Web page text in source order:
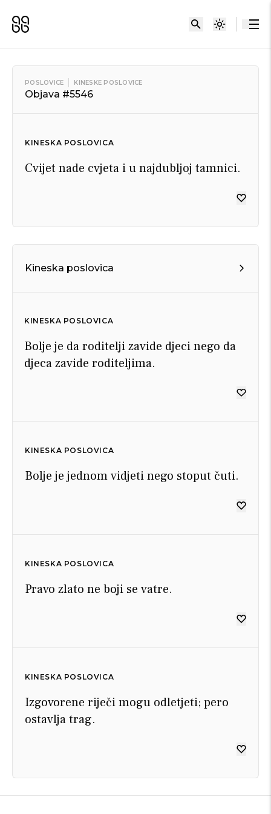
POSLOVICE KINESKE POSLOVICE
Objava #5546
KINESKA POSLOVICA
Cvijet nade cvjeta i u najdubljoj tamnici.
Kineska poslovica
KINESKA POSLOVICA
Bolje je da roditelji zavide djeci nego da
djeca zavide roditeljima.
KINESKA POSLOVICA
Bolje je jednom vidjeti nego stoput čuti.
KINESKA POSLOVICA
Pravo zlato ne boji se vatre.
KINESKA POSLOVICA
Izgovorene riječi mogu odletjeti; pero
ostavlja trag.